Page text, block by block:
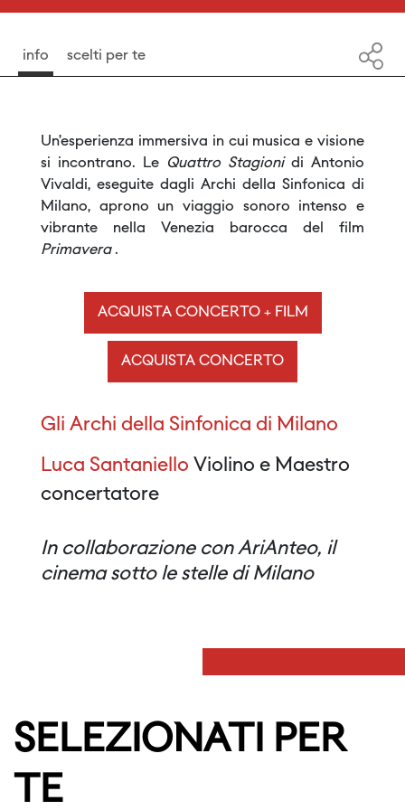
info scelti per te
Un’esperienza immersiva in cui musica e visione
si incontrano. Le
Quattro Stagioni di Antonio
Vivaldi, eseguite dagli Archi della Sinfonica di
Milano, aprono un viaggio sonoro intenso e
vibrante nella Venezia barocca del film
Primavera.
ACQUISTA CONCERTO + FILM
ACQUISTA CONCERTO
Gli Archi della Sinfonica di Milano
Luca Santaniello Violino e Maestro
concertatore
In collaborazione con AriAnteo, il
cinema sotto le stelle di Milano
SELEZIONATI PER
TE